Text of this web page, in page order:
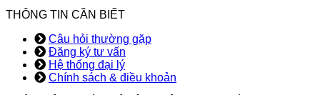
THÔNG TIN CẦN BIẾT
Câu hỏi thường gặp
Đăng ký tư vấn
Hệ thống đại lý
Chính sách & điều khoản